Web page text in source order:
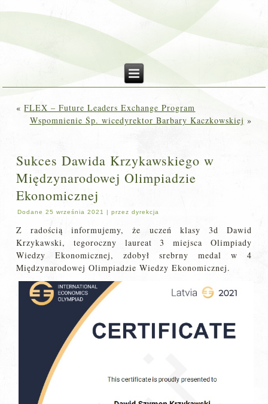
«FLEX – Future Leaders Exchange Program
Wspomnienie Śp. wicedyrektor Barbary Kaczkowskiej »
Sukces Dawida Krzykawskiego w
Międzynarodowej Olimpiadzie
Ekonomicznej
Dodane 25 września 2021 |przez dyrekcja
Z radością informujemy, że uczeń klasy 3d Dawid
Krzykawski, tegoroczny laureat 3 miejsca Olimpiady
Wiedzy Ekonomicznej, zdobył srebrny medal w 4
Międzynarodowej Olimpiadzie Wiedzy Ekonomicznej.